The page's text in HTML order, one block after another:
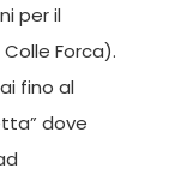
per il
Forca).
fino al
dove